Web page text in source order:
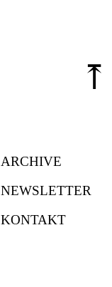
⤒
ARCHIVE
NEWSLETTER
KONTAKT